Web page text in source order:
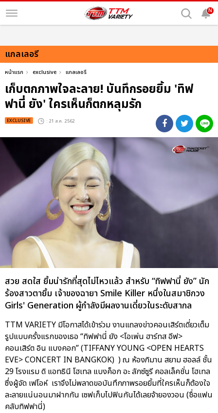
N
แกลเลอรี
หน้าแรก exclusive แกลเลอรี
เก็บตกภาพใจละลาย! บันทึกรอยยิ้ม 'ทิฟ
ฟานี่ ยัง' ใครเห็นก็ตกหลุมรัก
EXCLUSIVE : 21 ส.ค. 2562
สวย สดใส ยิ้มน่ารักที่สุดไม่ไหวแล้ว สำหรับ “ทิฟฟานี่ ยัง” นัก
ร้องสาวตายิ้ม เจ้าของฉายา Smile Killer หนึ่งในสมาชิกวง
Girls' Generation ผู้กำลังมีผลงานเดี่ยวในระดับสากล
TTM VARIETY มีโอกาสได้เข้าร่วม งานแถลงข่าวคอนเสิร์ตเดี่ยวเต็ม
รูปแบบครั้งแรกของเธอ “ทิฟฟานี่ ยัง <โอเพ่น ฮาร์ทส อีฟ>
คอนเสิร์ต อิน แบงคอก” (TIFFANY YOUNG <OPEN HEARTS
EVE> CONCERT IN BANGKOK) ) ณ ห้องภิมาน สยาม ฮอลล์ ชั้น
29 โรงแรม ดิ แอทธินี โฮเทล แบงค็อก อะ ลักซ์ซูรี คอลเล็คชั่น โฮเทล
ซึ่งผู้จัด เฟโอห์ เราจึงไม่พลาดขอบันทึกภาพรอยยิ้มที่ใครเห็นก็ต้องใจ
ละลายแน่นอนมาฝากกัน เซฟเก็บไปฟินกันได้เลยจ้ายองวอน (ชื่อแฟน
คลับทิฟฟานี่)